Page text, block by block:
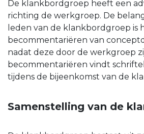
De klankbordgroep heeft een
richting de werkgroep. De
leden van de klankbordgroep is
becommentariëren van
nadat deze door de werkgroep
becommentariëren vindt
tijdens de bijeenkomst van de
Samenstelling van de